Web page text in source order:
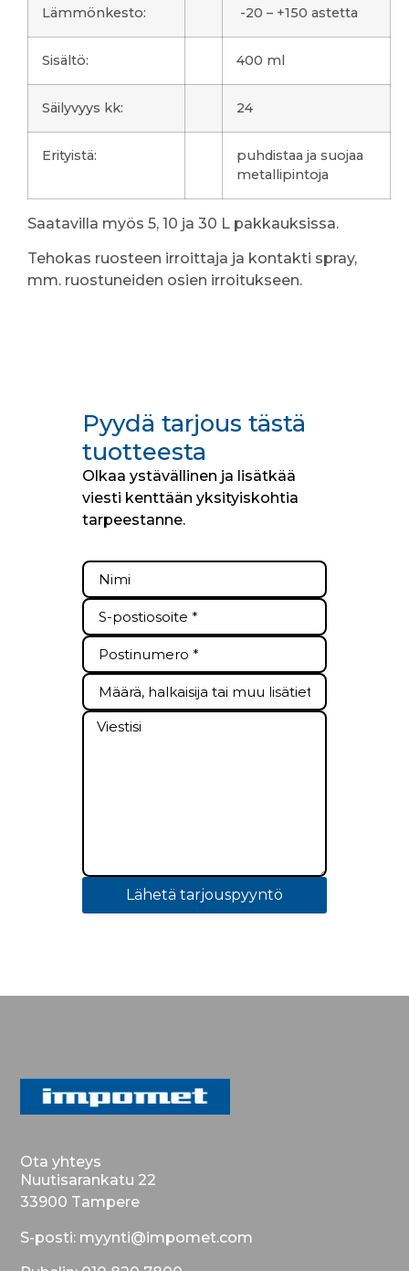
Lämmönkesto: -20 – +150 astetta
Sisältö: 400 ml
Säilyvyys kk: 24
Erityistä:
puhdistaa ja suojaa
metallipintoja
Saatavilla myös 5, 10 ja 30 L pakkauksissa.
Tehokas ruosteen irroittaja ja kontakti spray,
mm. ruostuneiden osien irroitukseen.
Pyydä tarjous tästä
tuotteesta
Olkaa ystävällinen ja lisätkää
viesti kenttään yksityiskohtia
tarpeestanne.
Lähetä tarjouspyyntö
Ota yhteys
Nuutisarankatu 22
33900 Tampere
S-posti: myynti@impomet.com